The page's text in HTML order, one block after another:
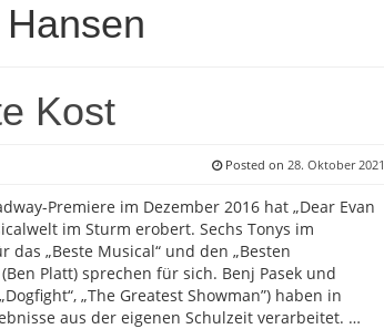
Kost
Posted on 28. Oktober 2021
Premiere im Dezember 2016 hat „Dear Evan
im Sturm erobert. Sechs Tonys im
das „Beste Musical“ und den „Besten
Platt) sprechen für sich. Benj Pasek und
„The Greatest Showman”) haben in
aus der eigenen Schulzeit verarbeitet. …